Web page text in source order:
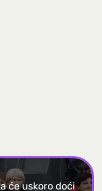
će uskoro doći